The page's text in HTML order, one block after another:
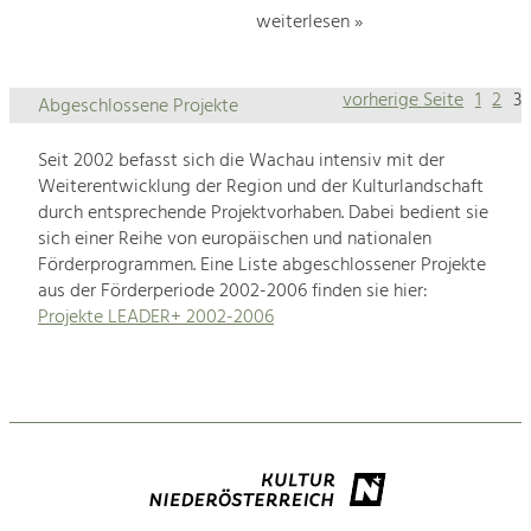
weiterlesen »
vorherige Seite 1 2 3
Abgeschlossene Projekte
Seit 2002 befasst sich die Wachau intensiv mit der
Weiterentwicklung der Region und der Kulturlandschaft
durch entsprechende Projektvorhaben. Dabei bedient sie
sich einer Reihe von europäischen und nationalen
Förderprogrammen. Eine Liste abgeschlossener Projekte
aus der Förderperiode 2002-2006 finden sie hier:
Projekte LEADER+ 2002-2006